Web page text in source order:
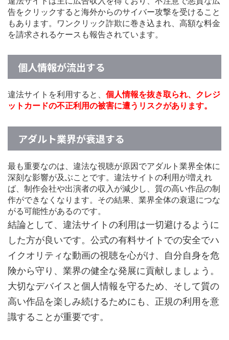
告をクリックすると海外からのサイバー攻撃を受けること
もあります。ワンクリック詐欺に巻き込まれ、高額な料金
を請求されるケースも報告されています。
個人情報が流出する
違法サイトを利用すると、 個人情報を抜き取られ、クレジ
ットカードの不正利用の被害に遭うリスクがあります。
アダルト業界が衰退する
最も重要なのは、違法な視聴が原因でアダルト業界全体に
深刻な影響が及ぶことです。違法サイトの利用が増えれ
ば、制作会社や出演者の収入が減少し、質の高い作品の制
作ができなくなります。その結果、業界全体の衰退につな
がる可能性があるのです。
結論として、違法サイトの利用は一切避けるように
した方が良いです。公式の有料サイトでの安全でハ
イクオリティな動画の視聴を心がけ、自分自身を危
険から守り、業界の健全な発展に貢献しましょう。
大切なデバイスと個人情報を守るため、そして質の
高い作品を楽しみ続けるためにも、正規の利用を意
識することが重要です。